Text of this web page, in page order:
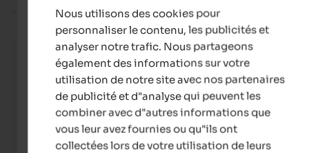
Karersee
Dreamlike winter landscape in Eggental in the
Eggental Tourismus - Alexandra Näckler
Son nom italien estLago di Carezza.
Nous utilisons des cookies pour
personnaliser le contenu, les publicités et
analyser notre trafic. Nous partageons
également des informations sur votre
utilisation de notre site avec nos partenaires
de publicité et d"analyse qui peuvent les
combiner avec d"autres informations que
vous leur avez fournies ou qu"ils ont
collectées lors de votre utilisation de leurs